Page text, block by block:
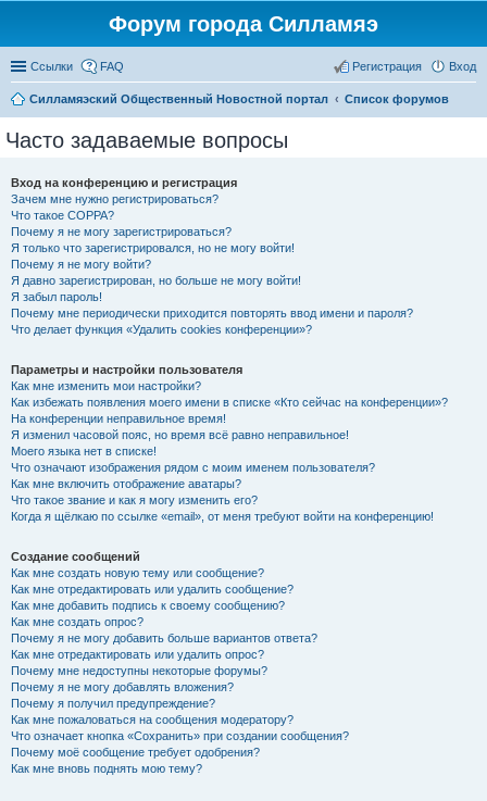
Форум города Силламяэ
Ссылки FAQ Вход
Регистрация
Силламяэский Общественный Новостной портал Список форумов
Часто задаваемые вопросы
Вход на конференцию и регистрация
Зачем мне нужно регистрироваться?
Что такое COPPA?
Почему я не могу зарегистрироваться?
Я только что зарегистрировался, но не могу войти!
Почему я не могу войти?
Я давно зарегистрирован, но больше не могу войти!
Я забыл пароль!
Почему мне периодически приходится повторять ввод имени и пароля?
Что делает функция «Удалить cookies конференции»?
Параметры и настройки пользователя
Как мне изменить мои настройки?
Как избежать появления моего имени в списке «Кто сейчас на конференции»?
На конференции неправильное время!
Я изменил часовой пояс, но время всё равно неправильное!
Моего языка нет в списке!
Что означают изображения рядом с моим именем пользователя?
Как мне включить отображение аватары?
Что такое звание и как я могу изменить его?
Когда я щёлкаю по ссылке «email», от меня требуют войти на конференцию!
Создание сообщений
Как мне создать новую тему или сообщение?
Как мне отредактировать или удалить сообщение?
Как мне добавить подпись к своему сообщению?
Как мне создать опрос?
Почему я не могу добавить больше вариантов ответа?
Как мне отредактировать или удалить опрос?
Почему мне недоступны некоторые форумы?
Почему я не могу добавлять вложения?
Почему я получил предупреждение?
Как мне пожаловаться на сообщения модератору?
Что означает кнопка «Сохранить» при создании сообщения?
Почему моё сообщение требует одобрения?
Как мне вновь поднять мою тему?